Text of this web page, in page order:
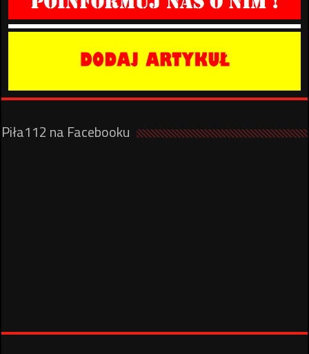
Piła112 na Facebooku